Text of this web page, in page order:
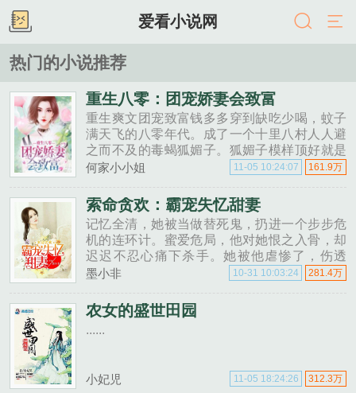
爱看小说网
热门的小说推荐
重生八零：团宠娇妻会致富
重生爽文团宠致富钱多多穿到缺吃少喝，蚊子
满天飞的八零年代。成了一个十里八村人人避
之而不及的毒蝎狐媚子。狐媚子模样顶好就是
命不好，谁见谁欺负。呵呵！那就手撕渣男狠
办工厂右手......
何家小小姐 161.9万
11-05 10:24:07
索命贪欢：霸宠失忆甜妻
记忆全清，她被当做替死鬼，扔进一个步步危
机的连环计。蜜爱危局，他对她恨之入骨，却
迟迟不忍心痛下杀手。她被他虐惨了，伤透
了，命悬一线，他才明白，她是他苦苦思恋多
心心念念，拼命想要与之团聚的那个人......
墨小非 281.4万
10-31 10:03:24
农女的盛世田园
......
小妃児 312.3万
11-05 18:24:26